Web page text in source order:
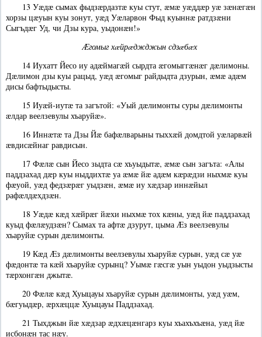
13 Уæдæ сымах фыдзæрдазтæ куы стут, æмæ уæддæр уæ зæнæгæн
хорзы цæуын куы зонут, уæд Уæларвон Фыд куыннæ ратдзæни
Сыгъдæг Уд, чи Дзы кура, уыдонæн!»
Æгомыг хæйрæджджын сдзæбæх
14 Иухатт Йесо иу адæймагæй сырдта æгомыггæнæг дæлимоны.
Дæлимон дзы куы рацыд, уæд æгомыг райдыдта дзурын, æмæ адæм
дисы бафтыдысты.
15 Иуæй-иутæ та загътой: «Уый дæлимонты суры дæлимонты
æлдар веелзевулы хъаруйæ».
16 Иннæтæ та Дзы Йæ бафæлварыны тыххæй домдтой уæларвæй
æвдисæйнаг равдисын.
17 Фæлæ сын Йесо зыдта сæ хъуыдытæ, æмæ сын загъта: «Алы
паддзахад дæр куы ныддихтæ уа æмæ йæ адæм кæрæдзи ныхмæ куы
фæуой, уæд федзæрæг уыдзæн, æмæ иу хæдзар иннæйыл
рафæлдæхдзæн.
18 Уæдæ кæд хæйрæг йæхи ныхмæ тох кæны, уæд йæ паддзахад
куыд фæлæудзæн? Сымах та афтæ дзурут, цыма Æз веелзевулы
хъаруйæ сурын дæлимонты.
19 Кæд Æз дæлимонты веелзевулы хъаруйæ сурын, уæд сæ уæ
фæдонтæ та кæй хъаруйæ сурынц? Уымæ гæсгæ уын уыдон уыдзысты
тæрхонгæн джытæ.
20 Фæлæ кæд Хуыцауы хъаруйæ сурын дæлимонты, уæд уæм,
бæгуыдæр, æрхæццæ Хуыцауы Паддзахад.
21 Тыхджын йæ хæдзар æдхæцæнгарз куы хъахъхъæна, уæд йæ
исбонæн тас нæу.